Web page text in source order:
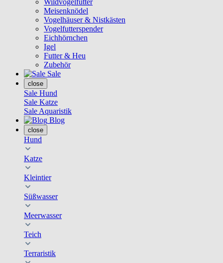
Wildvogelfutter
Meisenknödel
Vogelhäuser & Nistkästen
Vogelfutterspender
Eichhörnchen
Igel
Futter & Heu
Zubehör
Sale
close
Sale Hund
Sale Katze
Sale Aquaristik
Blog
close
Hund
Katze
Kleintier
Süßwasser
Meerwasser
Teich
Terraristik